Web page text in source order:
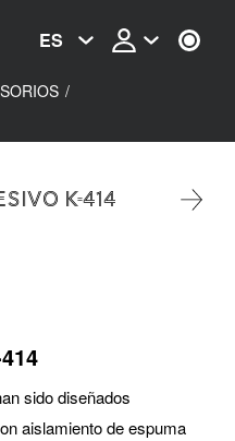
ES
/
K-414
sido diseñados
aislamiento de espuma